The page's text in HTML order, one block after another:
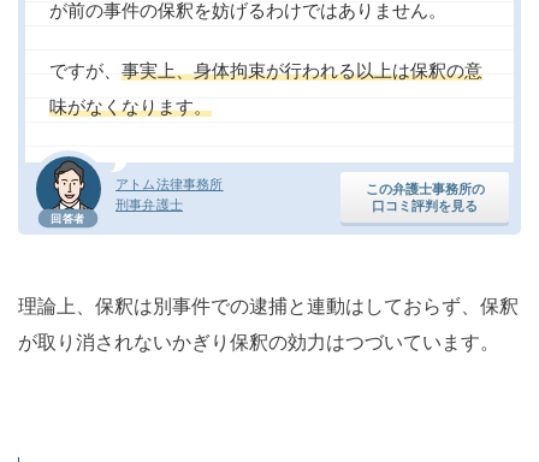
回答者
アトム法律事務所
刑事弁護士
この弁護士事務所の
口コミ評判を見る
が前の事件の保釈を妨げるわけではありません。
ですが、 事実上、身体拘束が行われる以上は保釈の意
味がなくなります。
理論上、保釈は別事件での逮捕と連動はしておらず、保釈
が取り消されないかぎり保釈の効力はつづいています。